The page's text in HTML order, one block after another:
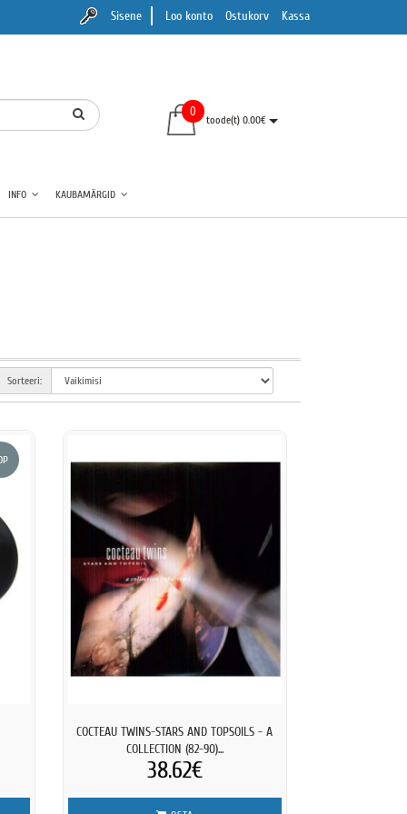
Sisene Loo konto Ostukorv Kassa
0
toode(t) 0.00€
INFO KAUBAMÄRGID
Sorteeri:
COCTEAU TWINS-STARS AND TOPSOILS - A
COLLECTION (82-90)...
38.62€